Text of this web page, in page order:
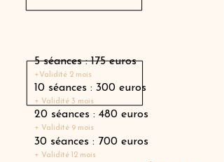
5 séances : 175 euros
+Validité 2 mois
10 séances : 300 euros
+ Validité 3 mois
20 séances : 480 euros
+ Validité 9 mois
30 séances : 700 euros
+ Validité 12 mois